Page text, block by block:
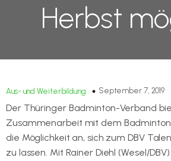
Herbst
Aus- und Weiterbildung September 7, 2019
Der Thüringer Badminton-Verband
Zusammenarbeit mit dem
die Möglichkeit an, sich zum DBV
zu lassen. Mit Rainer Diehl (Wesel/